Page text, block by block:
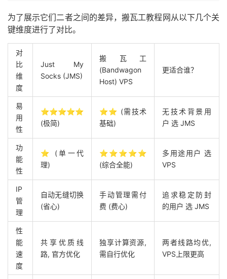
为了展示它们二者之间的差异，搬瓦工教程网从以下几个关
键维度进行了对比。
对
比
维
度
Just My
Socks (JMS)
搬瓦工
(Bandwagon
Host) VPS
更适合谁？
易
用
性
⭐⭐⭐⭐⭐
(极简)
⭐⭐ (需技术
基础)
无技术背景用
户 选 JMS
功
能
性
⭐ (单一代
理)
⭐⭐⭐⭐⭐
(综合全能)
多用途用户 选
VPS
IP
管
理
自动无缝切换
(省心)
手动管理需付
费 (费心)
追求稳定防封
的用户 选 JMS
性
能
速
度
共享优质线
路, 官方优化
独享计算资源,
需自行优化
两者线路均优,
VPS上限更高